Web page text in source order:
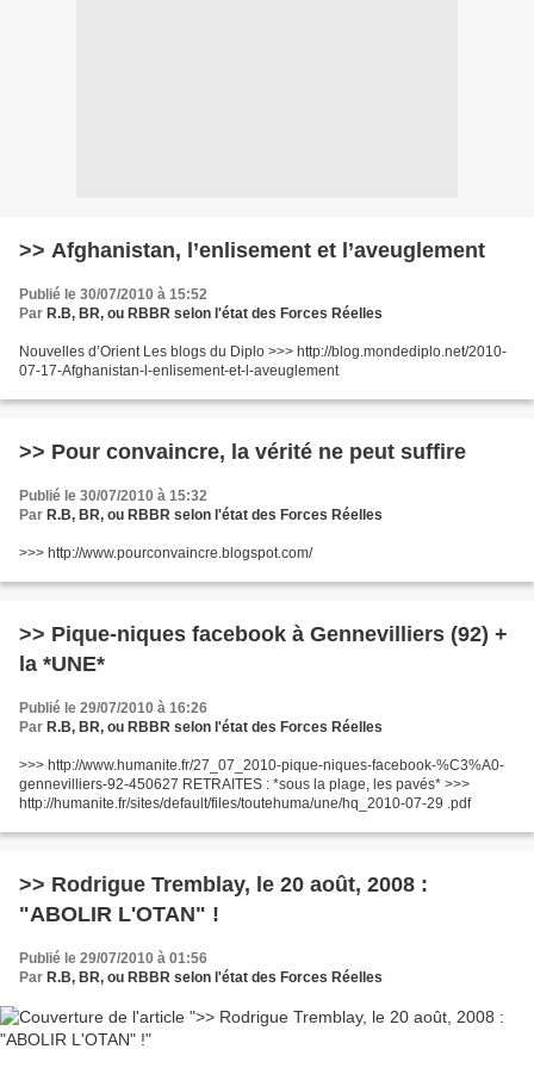
>> Afghanistan, l’enlisement et l’aveuglement
Publié le 30/07/2010 à 15:52
Par R.B, BR, ou RBBR selon l'état des Forces Réelles
Nouvelles d’Orient Les blogs du Diplo >>> http://blog.mondediplo.net/2010-
07-17-Afghanistan-l-enlisement-et-l-aveuglement
>> Pour convaincre, la vérité ne peut suffire
Publié le 30/07/2010 à 15:32
Par R.B, BR, ou RBBR selon l'état des Forces Réelles
>>> http://www.pourconvaincre.blogspot.com/
>> Pique-niques facebook à Gennevilliers (92) +
la *UNE*
Publié le 29/07/2010 à 16:26
Par R.B, BR, ou RBBR selon l'état des Forces Réelles
>>> http://www.humanite.fr/27_07_2010-pique-niques-facebook-%C3%A0-
gennevilliers-92-450627 RETRAITES : *sous la plage, les pavés* >>>
http://humanite.fr/sites/default/files/toutehuma/une/hq_2010-07-29 .pdf
>> Rodrigue Tremblay, le 20 août, 2008 :
"ABOLIR L'OTAN" !
Publié le 29/07/2010 à 01:56
Par R.B, BR, ou RBBR selon l'état des Forces Réelles